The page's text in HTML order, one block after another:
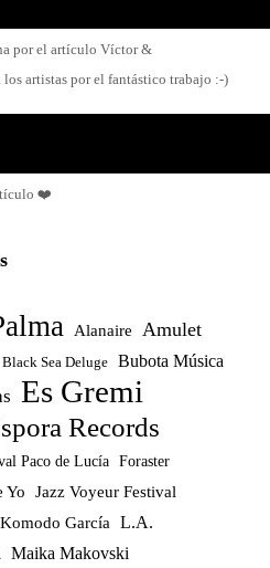
por el artículo Víctor &
artistas por el fantástico trabajo :-)
❤️
Alanaire Amulet
Black Sea Deluge Bubota Música
Es Gremi
Records
Paco de Lucía Foraster
Yo
Jazz Voyeur Festival
Komodo García L.A.
Maika Makovski